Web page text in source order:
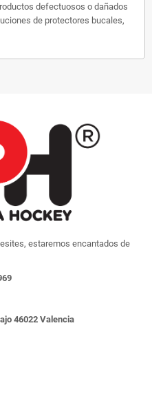
defectuosos o dañados
de protectores bucales,
estaremos encantados de
46022 Valencia